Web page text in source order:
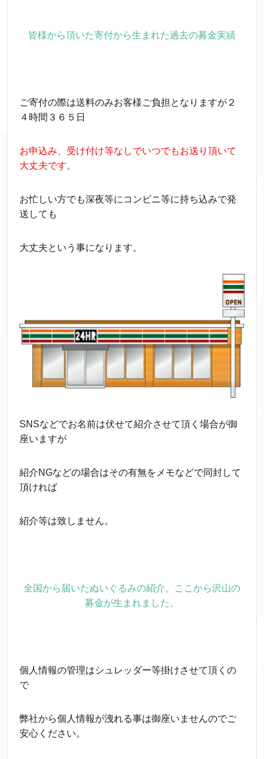
皆様から頂いた寄付から生まれた過去の募金実績
ご寄付の際は送料のみお客様ご負担となりますが２
４時間３６５日
お申込み、受け付け等なしでいつでもお送り頂いて
大丈夫です。
お忙しい方でも深夜等にコンビニ等に持ち込みで発
送しても
大丈夫という事になります。
SNSなどでお名前は伏せて紹介させて頂く場合が御
座いますが
紹介NGなどの場合はその有無をメモなどで同封して
頂ければ
紹介等は致しません。
全国から届いたぬいぐるみの紹介。ここから沢山の
募金が生まれました。
個人情報の管理はシュレッダー等掛けさせて頂くの
で
弊社から個人情報が洩れる事は御座いませんのでご
安心ください。